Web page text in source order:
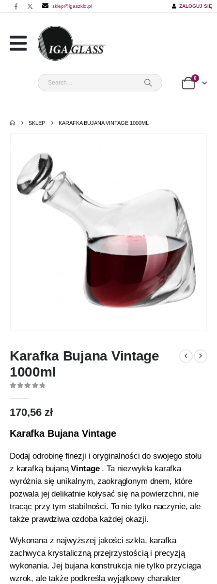
sklep@igaszklo.pl ZALOGUJ SIĘ
0
SKLEP KARAFKA BUJANA VINTAGE 1000ML
Karafka Bujana Vintage
1000ml
170,56 zł
Karafka Bujana Vintage
Dodaj odrobinę finezji i oryginalności do swojego stołu
z karafką bujanąVintage. Ta niezwykła karafka
wyróżnia się unikalnym, zaokrąglonym dnem, które
pozwala jej delikatnie kołysać się na powierzchni, nie
tracąc przy tym stabilności. To nie tylko naczynie, ale
także prawdziwa ozdoba każdej okazji.
Wykonana z najwyższej jakości szkła, karafka
zachwyca krystaliczną przejrzystością i precyzją
wykonania. Jej bujana konstrukcja nie tylko przyciąga
wzrok, ale także podkreśla wyjątkowy charakter